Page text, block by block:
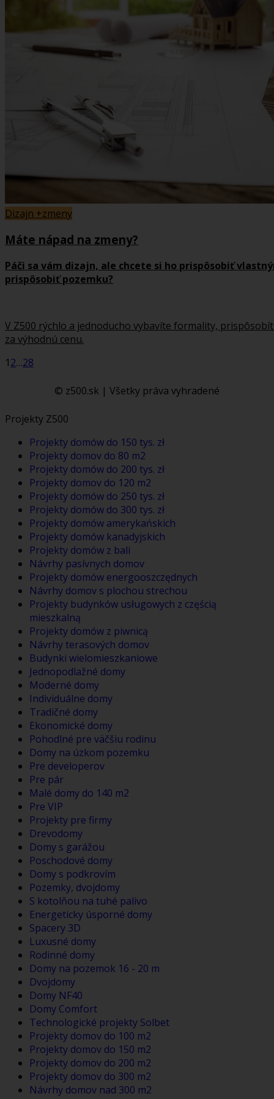
Dizajn +zmeny
Máte nápad na zmeny?
Páči sa vám dizajn, ale chcete si ho prispôsobiť
prispôsobiť pozemku?
V Z500 rýchlo a jednoducho vybavíte formality,
za výhodnú cenu.
12…28
© z500.sk | Všetky práva vyhradené
Projekty Z500
Projekty domów do 150 tys. zł
Projekty domov do 80 m2
Projekty domów do 200 tys. zł
Projekty domov do 120 m2
Projekty domów do 250 tys. zł
Projekty domów do 300 tys. zł
Projekty domów amerykańskich
Projekty domów kanadyjskich
Projekty domów z bali
Návrhy pasívnych domov
Projekty domów energooszczędnych
Návrhy domov s plochou strechou
Projekty budynków usługowych z częścią
mieszkalną
Projekty domów z piwnicą
Návrhy terasových domov
Budynki wielomieszkaniowe
Jednopodlažné domy
Moderné domy
Individuálne domy
Tradičné domy
Ekonomické domy
Pohodlné pre väčšiu rodinu
Domy na úzkom pozemku
Pre developerov
Pre pár
Malé domy do 140 m2
Pre VIP
Projekty pre firmy
Drevodomy
Domy s garážou
Poschodové domy
Domy s podkrovím
Pozemky, dvojdomy
S kotolňou na tuhé palivo
Energeticky úsporné domy
Spacery 3D
Luxusné domy
Rodinné domy
Domy na pozemok 16 - 20 m
Dvojdomy
Domy NF40
Domy Comfort
Technologické projekty Solbet
Projekty domov do 100 m2
Projekty domov do 150 m2
Projekty domov do 200 m2
Projekty domov do 300 m2
Návrhy domov nad 300 m2